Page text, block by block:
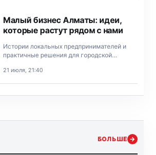
Малый бизнес Алматы: идеи,
которые растут рядом с нами
Истории локальных предпринимателей и
практичные решения для городской
21 июля, 21:40
БОЛЬШЕ →